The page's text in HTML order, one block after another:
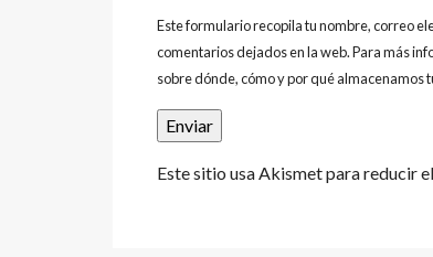
Este formulario recopila tu nombre, correo
comentarios dejados en la web. Para más
sobre dónde, cómo y por qué almacenamos
Este sitio usa Akismet para reducir